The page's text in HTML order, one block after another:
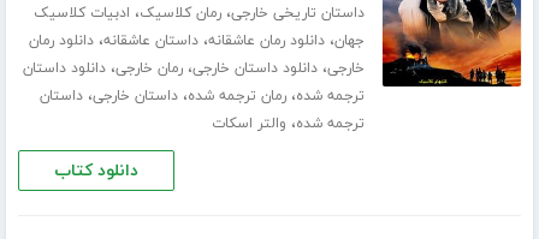
داستان تاریخی خارجی،رمان کلاسیک، ادبیات کلاسیک
جهان،دانلود رمان عاشقانه،داستان عاشقانه،دانلود رمان
خارجی،دانلود داستان خارجی،رمان خارجی،دانلود داستان
ترجمه شده،رمان ترجمه شده،داستان خارجی،داستان
ترجمه شده، والتر اسکات
دانلود کتاب